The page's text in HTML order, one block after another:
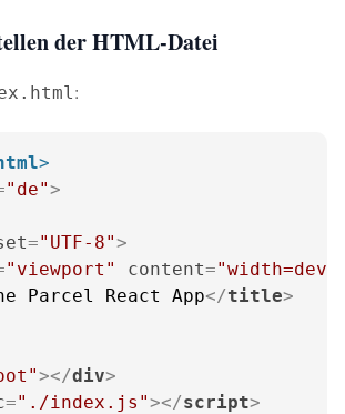
der HTML-Datei
:
>
"de">
="UTF-8">
"viewport" content=
Parcel React App</title>
></div>
="./index.js"></script>